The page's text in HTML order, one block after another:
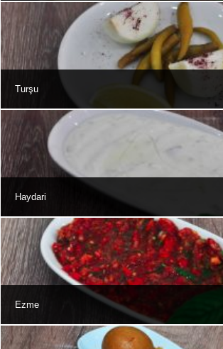
Turşu
Haydari
Ezme